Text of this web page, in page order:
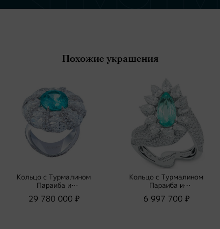
Похожие украшения
Кольцо с Турмалином
Параиба и
Бриллиантами, R0110-
0/1
29 780 000 ₽
Кольцо с Турмалином
Параиба и
Бриллиантами, R0116-
1/1
6 997 700 ₽